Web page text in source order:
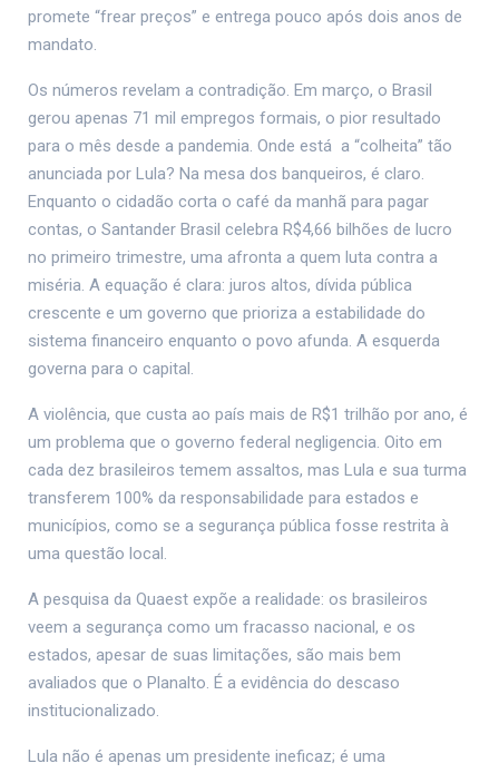
promete “frear preços” e entrega pouco após dois anos de
mandato.
Os números revelam a contradição. Em março, o Brasil
gerou apenas 71 mil empregos formais, o pior resultado
para o mês desde a pandemia. Onde está a “colheita” tão
anunciada por Lula? Na mesa dos banqueiros, é claro.
Enquanto o cidadão corta o café da manhã para pagar
contas, o Santander Brasil celebra R$4,66 bilhões de lucro
no primeiro trimestre, uma afronta a quem luta contra a
miséria. A equação é clara: juros altos, dívida pública
crescente e um governo que prioriza a estabilidade do
sistema financeiro enquanto o povo afunda. A esquerda
governa para o capital.
A violência, que custa ao país mais de R$1 trilhão por ano, é
um problema que o governo federal negligencia. Oito em
cada dez brasileiros temem assaltos, mas Lula e sua turma
transferem 100% da responsabilidade para estados e
municípios, como se a segurança pública fosse restrita à
uma questão local.
A pesquisa da Quaest expõe a realidade: os brasileiros
veem a segurança como um fracasso nacional, e os
estados, apesar de suas limitações, são mais bem
avaliados que o Planalto. É a evidência do descaso
institucionalizado.
Lula não é apenas um presidente ineficaz; é uma